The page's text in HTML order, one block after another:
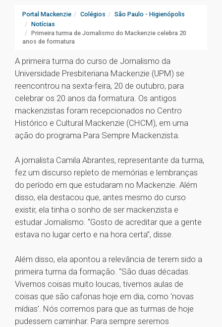
Portal Mackenzie Colégios
São Paulo - Higienópolis
Notícias
Primeira turma de Jornalismo do Mackenzie celebra 20
anos de formatura
A primeira turma do curso de Jornalismo da
Universidade Presbiteriana Mackenzie (UPM) se
reencontrou na sexta-feira, 20 de outubro, para
celebrar os 20 anos da formatura. Os antigos
mackenzistas foram recepcionados no Centro
Histórico e Cultural Mackenzie (CHCM), em uma
ação do programa Para Sempre Mackenzista.
A jornalista Camila Abrantes, representante da turma,
fez um discurso repleto de memórias e lembranças
do período em que estudaram no Mackenzie. Além
disso, ela destacou que, antes mesmo do curso
existir, ela tinha o sonho de ser mackenzista e
estudar Jornalismo. “Gosto de acreditar que a gente
estava no lugar certo e na hora certa”, disse.
Além disso, ela apontou a relevância de terem sido a
primeira turma da formação. “São duas décadas.
Vivemos coisas muito loucas, tivemos aulas de
coisas que são cafonas hoje em dia, como ‘novas
mídias’. Nós corremos para que as turmas de hoje
pudessem caminhar. Para sempre seremos